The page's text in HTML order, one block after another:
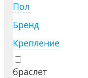
Пол
Бренд
Крепление
браслет